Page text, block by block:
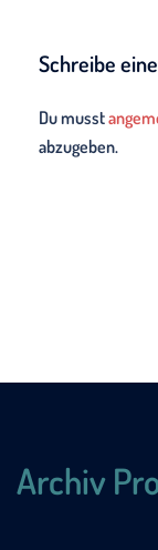
Schreibe
Du musst
abzugeben.
Archiv